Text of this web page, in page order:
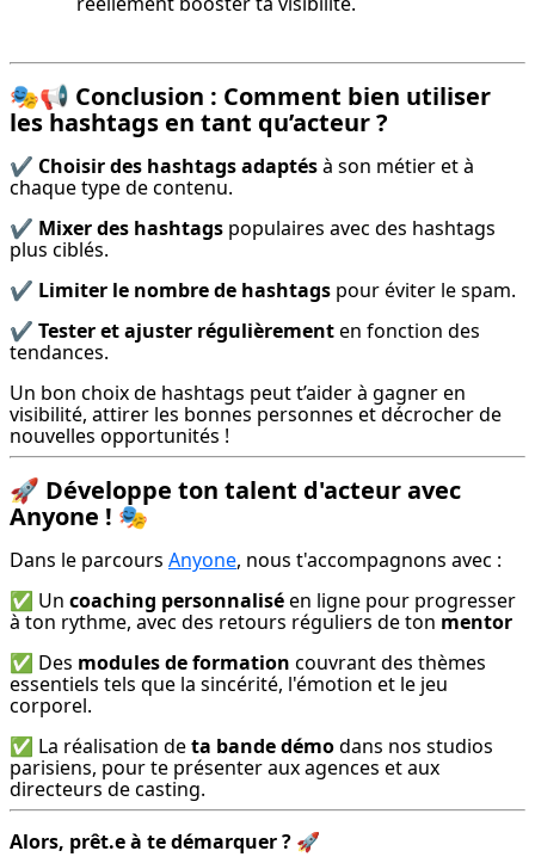
🎭📢 Conclusion : Comment bien utiliser
les hashtags en tant qu’acteur ?
✔️ Choisir des hashtags adaptés à son métier et à
chaque type de contenu.
✔️ Mixer des hashtags populaires avec des hashtags
plus ciblés.
✔️ Limiter le nombre de hashtags pour éviter le spam.
✔️ Tester et ajuster régulièrement en fonction des
tendances.
Un bon choix de hashtags peut t’aider à gagner en
visibilité, attirer les bonnes personnes et décrocher de
nouvelles opportunités !
🚀 Développe ton talent d'acteur avec
Anyone ! 🎭
Dans le parcours Anyone, nous t'accompagnons avec :
✅ Un coaching personnalisé en ligne pour progresser
à ton rythme, avec des retours réguliers de ton mentor
✅ Des modules de formation couvrant des thèmes
essentiels tels que la sincérité, l'émotion et le jeu
corporel.
✅ La réalisation de ta bande démo dans nos studios
parisiens, pour te présenter aux agences et aux
directeurs de casting.
Alors, prêt.e à te démarquer ? 🚀